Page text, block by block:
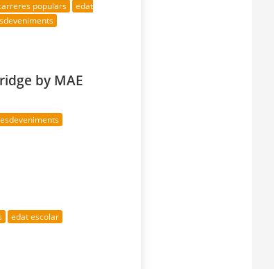
populars
edat
by MAE
edat escolar